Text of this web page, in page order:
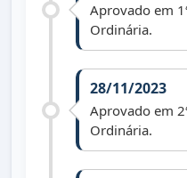
Aprovado em
Ordinária.
28/11/2023
Aprovado em
Ordinária.